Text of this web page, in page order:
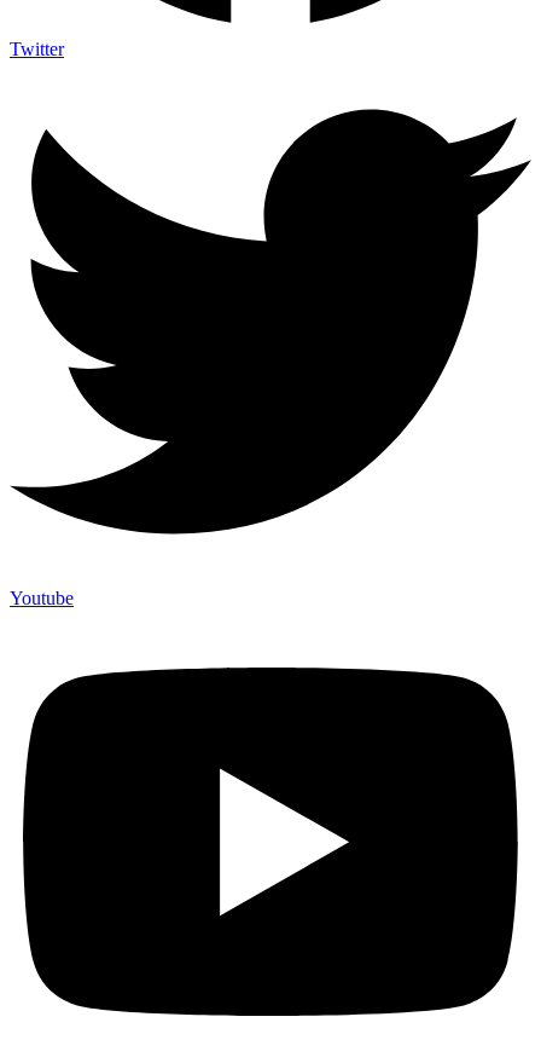
Twitter
Youtube